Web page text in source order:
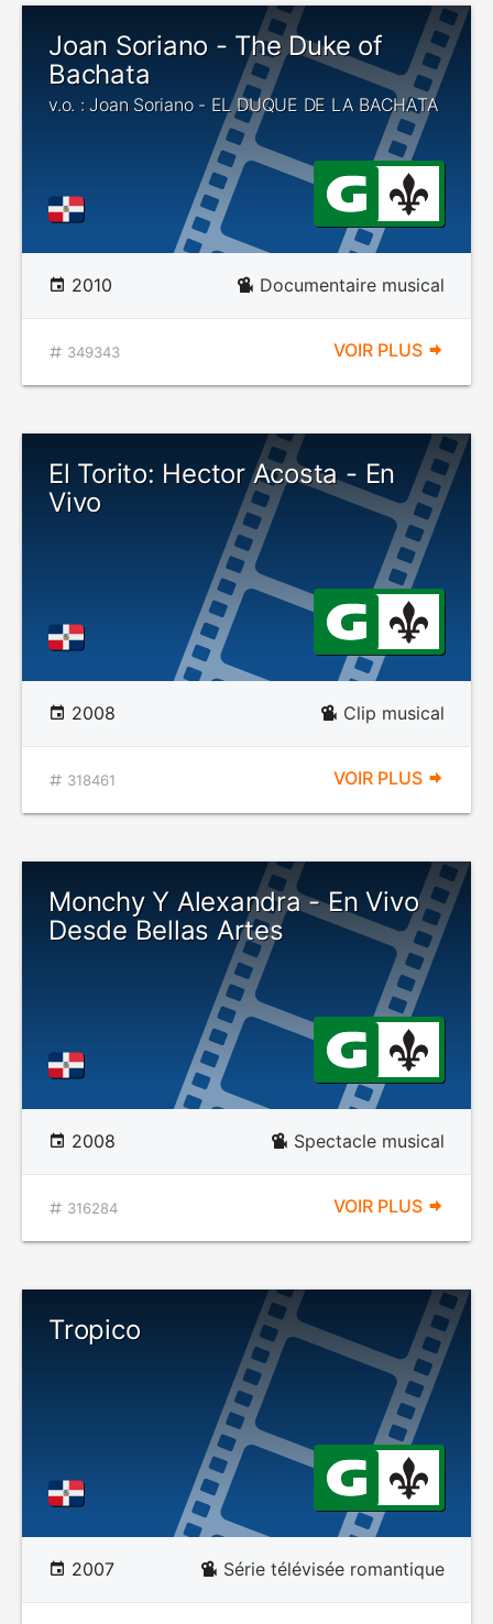
Joan Soriano - The Duke of
Bachata
v.o. : Joan Soriano - EL DUQUE DE LA BACHATA
2010 Documentaire musical
349343 VOIR PLUS
El Torito: Hector Acosta - En
Vivo
2008 Clip musical
318461 VOIR PLUS
Monchy Y Alexandra - En Vivo
Desde Bellas Artes
2008 Spectacle musical
316284 VOIR PLUS
Tropico
2007 Série télévisée romantique